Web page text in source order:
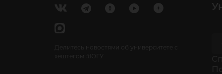
Делитесь новостями об университете с
хештегом #ЮГУ